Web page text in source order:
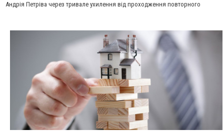
Андрія Петріва через тривале ухилення від проходження повторного